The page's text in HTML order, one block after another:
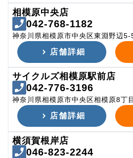
相模原中央店
042-768-1182
神奈川県相模原市中央区東淵野辺
店舗詳細
サイクルズ相模原駅前店
042-776-3196
神奈川県相模原市中央区相模原8丁
店舗詳細
横須賀根岸店
046-823-2244